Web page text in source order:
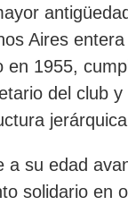
Aires
en 1955,
del club
a su edad
solidario en